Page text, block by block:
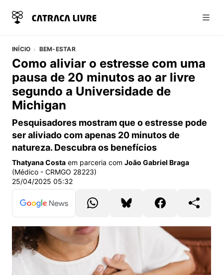
INÍCIO BEM-ESTAR
Como aliviar o estresse com uma
pausa de 20 minutos ao ar livre
segundo a Universidade de
Michigan
Pesquisadores mostram que o estresse pode
ser aliviado com apenas 20 minutos de
natureza. Descubra os benefícios
Thatyana Costa em parceria com João Gabriel Braga
(Médico - CRMGO 28223)
25/04/2025 05:32